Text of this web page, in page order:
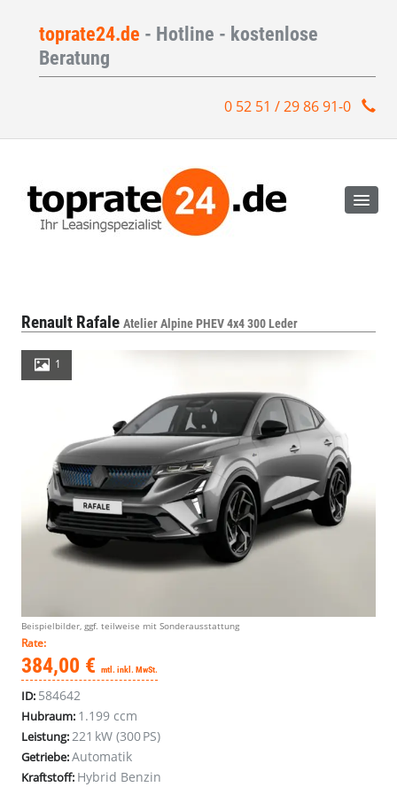
toprate24.de - Hotline - kostenlose
Beratung
0 52 51 / 29 86 91-0
Renault Rafale Atelier Alpine PHEV 4x4 300 Leder
1
Beispielbilder, ggf. teilweise mit Sonderausstattung
Rate:
384,00 € mtl. inkl. MwSt.
ID: 584642
Hubraum: 1.199 ccm
Leistung: 221 kW (300 PS)
Getriebe:Automatik
Kraftstoff: Hybrid Benzin